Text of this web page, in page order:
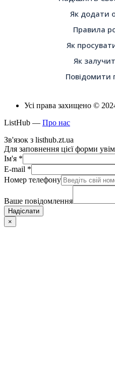
Як додати
Правила
Як
Як
Повідомити
Усі права захищено ©
ListHub — Про нас
Зв'язок з listhub.zt.ua
Для заповнення цієї форми
Ім'я *
E-mail *
Номер телефону
Ваше повідомлення
Надіслати
×